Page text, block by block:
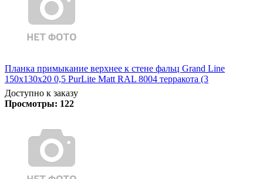
Планка примыкание верхнее к стене фальц Grand Line
150х130х20 0,5 PurLite Matt RAL 8004 терракота (3
Доступно к заказу
Просмотры: 122